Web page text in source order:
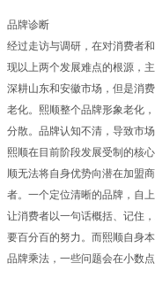
品牌诊断
经过走访与调研，在对消费者
现以上两个发展难点的根源，
深耕山东和安徽市场，但是消
老化。熙顺整个品牌形象老化
分散。品牌认知不清，导致市
熙顺在目前阶段发展受制的核
顺无法将自身优势向潜在加盟
者。一个定位清晰的品牌，自
让消费者以一句话概括、记住
要百分百的努力。而熙顺自身
品牌乘法，一些问题会在小数